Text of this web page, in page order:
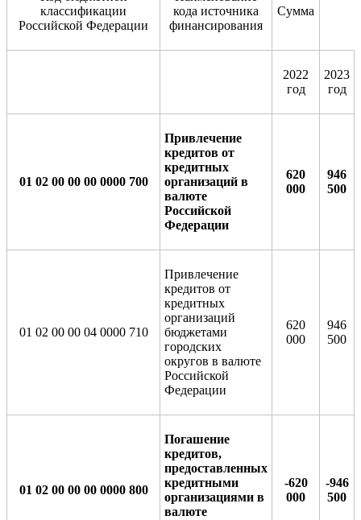
классификации
Российской Федерации
кода источника
финансирования
Сумма
2022
год
2023
год
01 02 00 00 00 0000 700
Привлечение
кредитов от
кредитных
организаций в
валюте
Российской
Федерации
620
000
946
500
01 02 00 00 04 0000 710
Привлечение
кредитов от
кредитных
организаций
бюджетами
городских
округов в валюте
Российской
Федерации
620
000
946
500
01 02 00 00 00 0000 800
Погашение
кредитов,
предоставленных
кредитными
организациями в
валюте
-620
000
-946
500